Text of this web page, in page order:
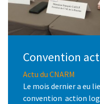
Convention
Actu du CNARM
Le mois dernier a eu
convention action